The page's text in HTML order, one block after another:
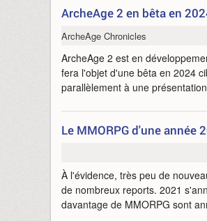
ArcheAge 2 en bêta en
ArcheAge Chronicles
ArcheAge 2 est en
fera l'objet d'une bêta en 2024
parallèlement à une
Le MMORPG d'une année
À l'évidence, très peu de
de nombreux reports. 2021
davantage de MMORPG sont